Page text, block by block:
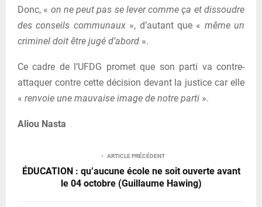
Donc, « on ne peut pas se lever comme ça et dissoudre
des conseils communaux», d’autant que « même un
criminel doit être jugé d’abord ».
Ce cadre de l’UFDG promet que son parti va contre-
attaquer contre cette décision devant la justice car elle
« renvoie une mauvaise image de notre parti ».
Aliou Nasta
ARTICLE PRÉCÉDENT
ÉDUCATION : qu’aucune école ne soit ouverte avant
le 04 octobre (Guillaume Hawing)